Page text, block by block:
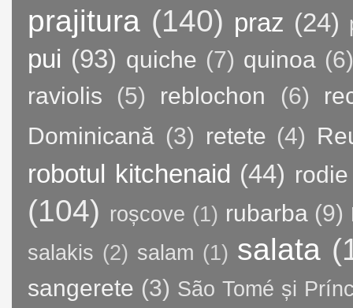
prajitura (140) praz (24)
pui (93) quiche (7) quinoa
raviolis
(5) reblochon (6)
Dominicană (3) retete (4)
robotul kitchenaid (44) rodie
(104) roșcove (1) rubarba (9)
salakis (2) salam (1) salata
sangerete (3) São Tomé și